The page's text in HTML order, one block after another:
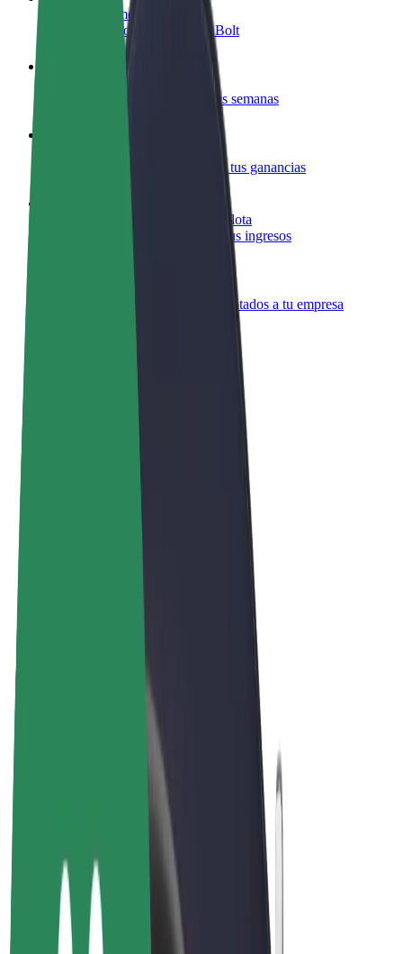
Colaborar como conductor
Gana dinero colaborando con Bolt
Colaborar como repartidor
Repartí comida y cobrá todas las semanas
Llegá a más clientes y maximizá tus ganancias
Registrarse como propietario de flota
Añadí tu flota a Bolt y potenciá tus ingresos
Productos y servicios de Bolt adaptados a tu empresa
Términos y Condiciones
Conductores
Ingresos de conductor/a
Repartidores